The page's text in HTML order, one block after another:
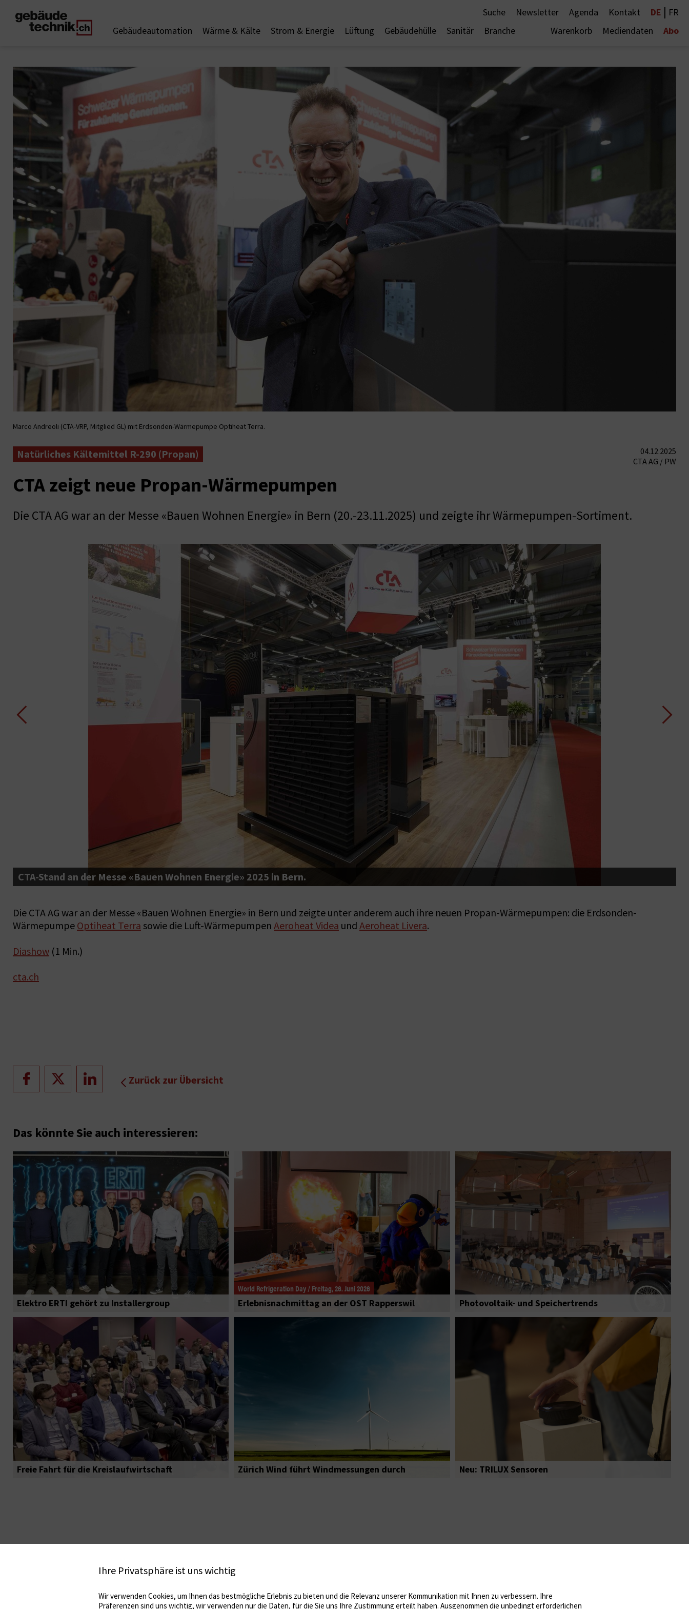
Suche Newsletter Agenda Kontakt DE | FR
Gebäudeautomation
Wärme & Kälte Strom & Energie Lüftung Gebäudehülle Sanitär Branche Warenkorb Mediendaten Abo
Marco Andreoli (CTA-VRP, Mitglied GL) mit Erdsonden-Wärmepumpe Optiheat Terra.
Natürliches Kältemittel R-290 (Propan)
04.12.2025
CTA AG / PW
CTA zeigt neue Propan-Wärmepumpen
Die CTA AG war an der Messe «Bauen Wohnen Energie» in Bern (20.-23.11.2025) und zeigte ihr Wärmepumpen-Sortiment.
CTA-Stand an der Messe «Bauen Wohnen Energie» 2025 in Bern.
Die CTA AG war an der Messe «Bauen Wohnen Energie» in Bern und zeigte unter anderem auch ihre neuen Propan-Wärmepumpen: die Erdsonden-
Wärmepumpe Optiheat Terra sowie die Luft-Wärmepumpen Aeroheat Videa und Aeroheat Livera.
Diashow (1 Min.)
cta.ch
Zurück zur Übersicht
Das könnte Sie auch interessieren:
Elektro ERTI gehört zu Installergroup
World Refrigeration Day / Freitag, 26. Juni 2026
Erlebnisnachmittag an der OST Rapperswil Photovoltaik- und Speichertrends
Freie Fahrt für die Kreislaufwirtschaft Zürich Wind führt Windmessungen durch Neu: TRILUX Sensoren
Ihre Privatsphäre ist uns wichtig
Wir verwenden Cookies, um Ihnen das bestmögliche Erlebnis zu bieten und die Relevanz unserer Kommunikation mit Ihnen zu verbessern. Ihre
Präferenzen sind uns wichtig, wir verwenden nur die Daten, für die Sie uns Ihre Zustimmung erteilt haben. Ausgenommen die unbedingt erforderlichen